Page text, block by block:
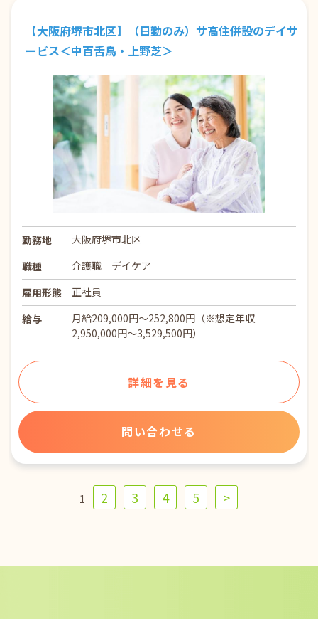
【大阪府堺市北区】（日勤のみ）サ高住併設のデイサ
ービス＜中百舌鳥・上野芝＞
勤務地
大阪府堺市北区
職種
介護職 デイケア
雇用形態
正社員
給与
月給209,000円～252,800円（※想定年収
2,950,000円～3,529,500円）
詳細を見る
問い合わせる
1 2 3 4 5 >